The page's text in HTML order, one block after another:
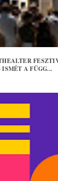
A FÜGG...